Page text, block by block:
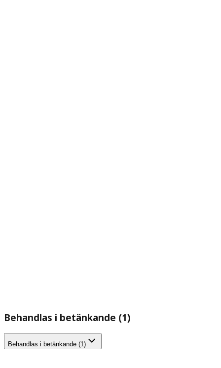
Behandlas i betänkande (1)
Behandlas i betänkande (1)